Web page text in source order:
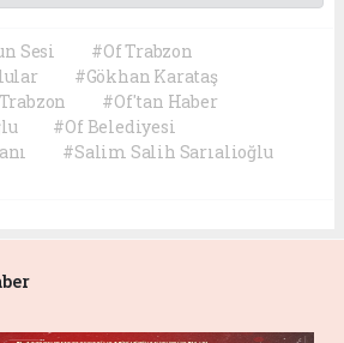
Sesi
#Of Trabzon
#Gökhan Karataş
#Of'tan Haber
#Of Belediyesi
#Salim Salih Sarıalioğlu